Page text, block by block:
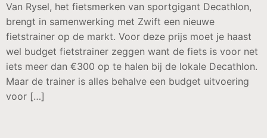
Van Rysel, het fietsmerken van sportgigant Decathlon,
brengt in samenwerking met Zwift een nieuwe
fietstrainer op de markt. Voor deze prijs moet je haast
wel budget fietstrainer zeggen want de fiets is voor net
iets meer dan €300 op te halen bij de lokale Decathlon.
Maar de trainer is alles behalve een budget uitvoering
voor […]